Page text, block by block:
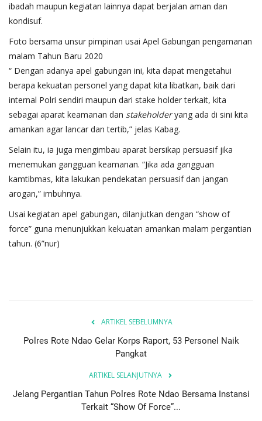
ibadah maupun kegiatan lainnya dapat berjalan aman dan
kondisuf.
Foto bersama unsur pimpinan usai Apel Gabungan pengamanan
malam Tahun Baru 2020
“ Dengan adanya apel gabungan ini, kita dapat mengetahui
berapa kekuatan personel yang dapat kita libatkan, baik dari
internal Polri sendiri maupun dari stake holder terkait, kita
sebagai aparat keamanan dan stakeholderyang ada di sini kita
amankan agar lancar dan tertib,” jelas Kabag.
Selain itu, ia juga mengimbau aparat bersikap persuasif jika
menemukan gangguan keamanan. “Jika ada gangguan
kamtibmas, kita lakukan pendekatan persuasif dan jangan
arogan,” imbuhnya.
Usai kegiatan apel gabungan, dilanjutkan dengan “show of
force” guna menunjukkan kekuatan amankan malam pergantian
tahun. (6”nur)
ARTIKEL SEBELUMNYA
Polres Rote Ndao Gelar Korps Raport, 53 Personel Naik
Pangkat
ARTIKEL SELANJUTNYA
Jelang Pergantian Tahun Polres Rote Ndao Bersama Instansi
Terkait “Show Of Force”...